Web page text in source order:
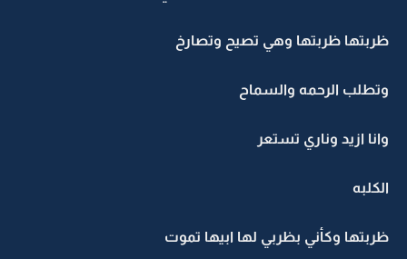
ظربتها ظربتها وهي تصيح وتصارخ
وتطلب الرحمه والسماح
وانا ازيد وناري تستعر
الكلبه
ظربتها وكأني بظربي لها ابيها تموت